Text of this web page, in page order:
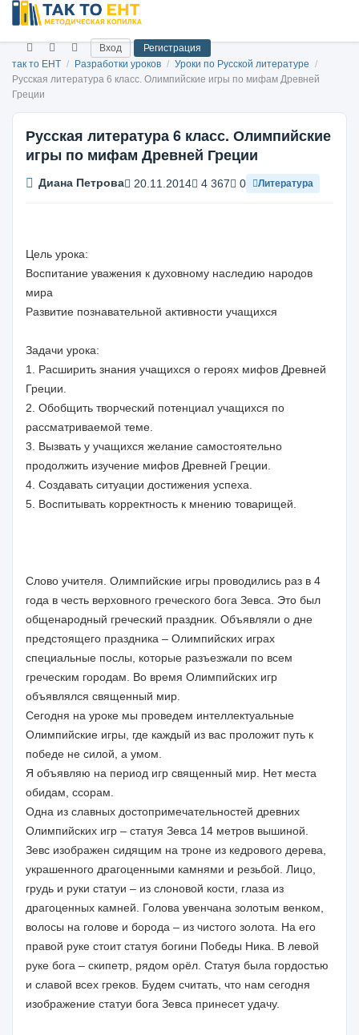
Вход
Регистрация
так то ЕНТ / Разработки уроков / Уроки по Русской литературе /
Русская литература 6 класс. Олимпийские игры по мифам Древней
Греции
Русская литература 6 класс. Олимпийские
игры по мифам Древней Греции
Диана Петрова 20.11.2014 4 367 0 Литература
Цель урока:
Воспитание уважения к духовному наследию народов
мира
Развитие познавательной активности учащихся
Задачи урока:
1. Расширить знания учащихся о героях мифов Древней
Греции.
2. Обобщить творческий потенциал учащихся по
рассматриваемой теме.
3. Вызвать у учащихся желание самостоятельно
продолжить изучение мифов Древней Греции.
4. Создавать ситуации достижения успеха.
5. Воспитывать корректность к мнению товарищей.
Слово учителя. Олимпийские игры проводились раз в 4
года в честь верховного греческого бога Зевса. Это был
общенародный греческий праздник. Объявляли о дне
предстоящего праздника – Олимпийских играх
специальные послы, которые разъезжали по всем
греческим городам. Во время Олимпийских игр
объявлялся священный мир.
Сегодня на уроке мы проведем интеллектуальные
Олимпийские игры, где каждый из вас проложит путь к
победе не силой, а умом.
Я объявляю на период игр священный мир. Нет места
обидам, ссорам.
Одна из славных достопримечательностей древних
Олимпийских игр – статуя Зевса 14 метров вышиной.
Зевс изображен сидящим на троне из кедрового дерева,
украшенного драгоценными камнями и резьбой. Лицо,
грудь и руки статуи – из слоновой кости, глаза из
драгоценных камней. Голова увенчана золотым венком,
волосы на голове и борода – из чистого золота. На его
правой руке стоит статуя богини Победы Ника. В левой
руке бога – скипетр, рядом орёл. Статуя была гордостью
и славой всех греков. Будем считать, что нам сегодня
изображение статуи бога Зевса принесет удачу.